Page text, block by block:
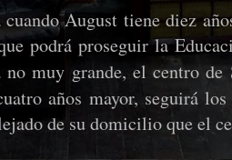
August tiene diez
podrá proseguir la
no muy grande, el centro
años mayor, seguirá
de su domicilio que el